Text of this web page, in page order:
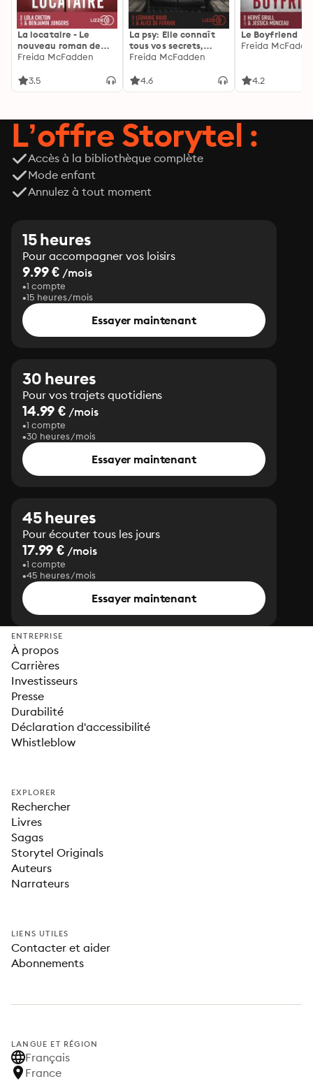
La locataire - Le
nouveau roman de
l'autrice de La femme
Freida McFadden
3.5
La psy: Elle connaît
tous vos secrets,
découvrez les siens ...
Freida McFadden
4.6
Le Boyfriend
Freida
4.2
L’offre Storytel :
Accès à la bibliothèque complète
Mode enfant
Annulez à tout moment
15 heures
Pour accompagner vos loisirs
9.99 € /mois
1 compte
15 heures/mois
Essayer maintenant
30 heures
Pour vos trajets quotidiens
14.99 € /mois
1 compte
30 heures/mois
Essayer maintenant
45 heures
Pour écouter tous les jours
17.99 € /mois
1 compte
45 heures/mois
Essayer maintenant
ENTREPRISE
À propos
Carrières
Investisseurs
Presse
Durabilité
Déclaration d'accessibilité
Whistleblow
EXPLORER
Rechercher
Livres
Sagas
Storytel Originals
Auteurs
Narrateurs
LIENS UTILES
Contacter et aider
Abonnements
LANGUE ET RÉGION
Français
France